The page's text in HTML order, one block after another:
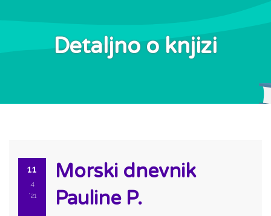
Detaljno o knjizi
11
4
'21
Morski dnevnik
Pauline P.